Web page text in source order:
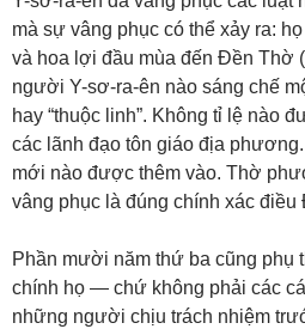
mà sự vâng phục có thể xảy ra:
và hoa lợi đầu mùa đến Đền Thờ (
người Y-sơ-ra-ên nào sáng chế
hay “thuộc linh”. Không tỉ lệ nào
các lãnh đạo tôn giáo địa
mới nào được thêm vào. Thờ
vâng phục là đúng chính xác
Phần mười năm thứ ba cũng phụ
chính họ — chứ không phải các
những người chịu trách nhiệm